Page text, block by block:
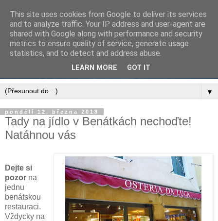
▼
pondělí 12. března 2018
Tady na jídlo v Benátkách nechoďte!
Natáhnou vás
Dejte si
pozor na
jednu
benátskou
restauraci.
Vždycky na
This site uses cookies from Google to deliver its services
and to analyze traffic. Your IP address and user-agent are
shared with Google along with performance and security
metrics to ensure quality of service, generate usage
statistics, and to detect and address abuse.
LEARN MORE GOT IT